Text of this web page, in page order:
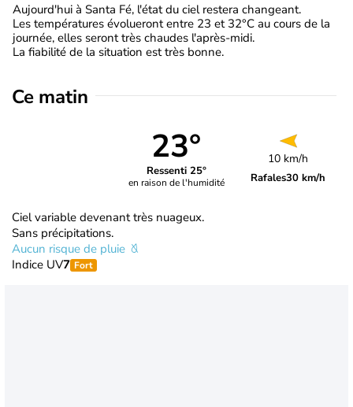
Aujourd'hui à Santa Fé, l'état du ciel restera changeant.
Les températures évolueront entre 23 et 32°C au cours de la
journée, elles seront très chaudes l'après-midi.
La fiabilité de la situation est très bonne.
Ce matin
23°
Ressenti 25°
en raison de l'humidité
10 km/h
Rafales30 km/h
Ciel variable devenant très nuageux.
Sans précipitations.
Aucun risque de pluie
Indice UV7 Fort